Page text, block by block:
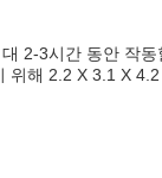
2-3시간 동안 작
해 2.2 X 3.1 X